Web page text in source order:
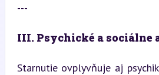
---
III. Psychické a sociálne
Starnutie ovplyvňuje aj